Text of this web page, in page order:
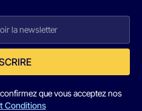
que vous acceptez nos
Conditions